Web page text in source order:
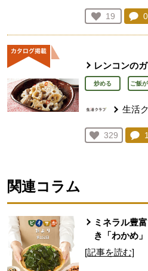
お気に入り
19
人が登録
0
レンコンの
炒める ご飯
生活
お気に入り
329
人が登録
1
関連コラム
ミネラル豊
き「わかめ」
[記事を読む]